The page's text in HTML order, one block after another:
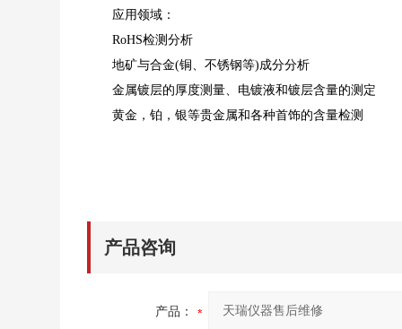
应用领域：
RoHS检测分析
地矿与合金(铜、不锈钢等)成分分析
金属镀层的厚度测量、电镀液和镀层含量的测定
黄金，铂，银等贵金属和各种首饰的含量检测
产品咨询
产品：